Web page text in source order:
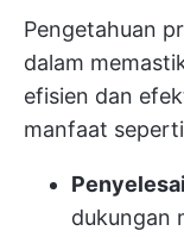
Pengetahuan
dalam
efisien dan
manfaat
dukungan